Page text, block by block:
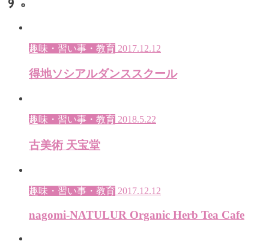
趣味・習い事・教育 2017.12.12
得地ソシアルダンススクール
趣味・習い事・教育 2018.5.22
古美術 天宝堂
趣味・習い事・教育 2017.12.12
nagomi-NATULUR Organic Herb Tea Cafe